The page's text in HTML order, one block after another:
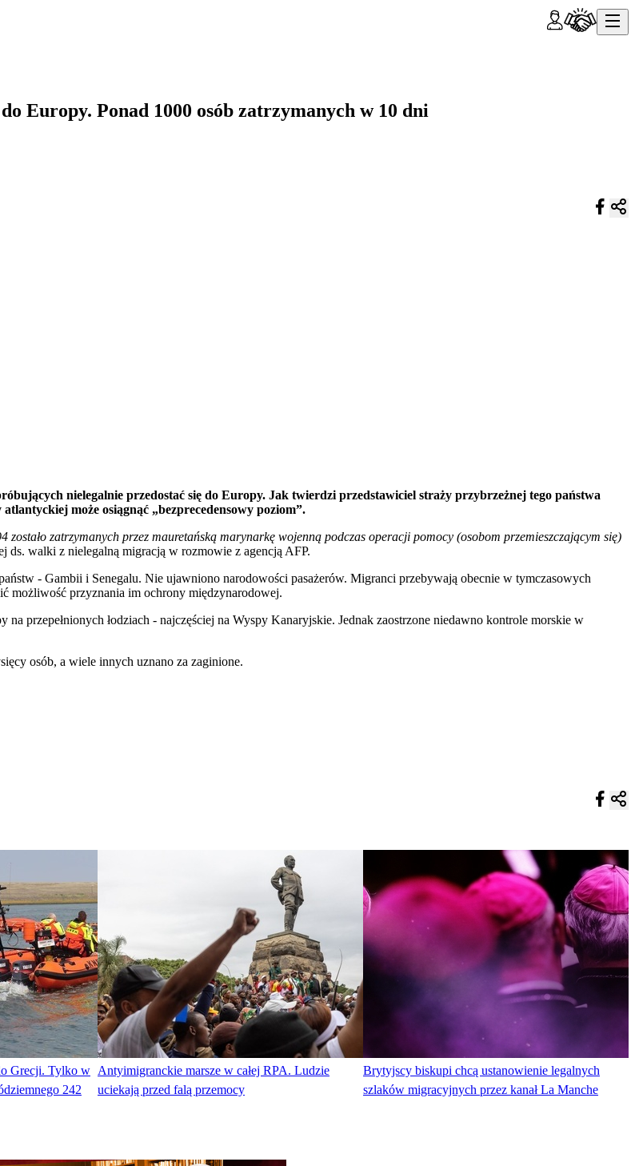
Europy. Ponad 1000 osób zatrzymanych w 10 dni
nielegalnie przedostać się do Europy. Jak twierdzi przedstawiciel straży przybrzeżnej tego państwa
może osiągnąć „bezprecedensowy poziom”.
zatrzymanych przez mauretańską marynarkę wojenną podczas operacji pomocy (osobom przemieszczającym się)
ds. walki z nielegalną migracją w rozmowie z agencją AFP.
- Gambii i Senegalu. Nie ujawniono narodowości pasażerów. Migranci przebywają obecnie w tymczasowych
możliwość przyznania im ochrony międzynarodowej.
przepełnionych łodziach - najczęściej na Wyspy Kanaryjskie. Jednak zaostrzone niedawno kontrole morskie w
osób, a wiele innych uznano za zaginione.
Grecji. Tylko w
242
Antyimigranckie marsze w całej RPA. Ludzie
uciekają przed falą przemocy
Brytyjscy biskupi chcą ustanowienie legalnych
szlaków migracyjnych przez kanał La Manche